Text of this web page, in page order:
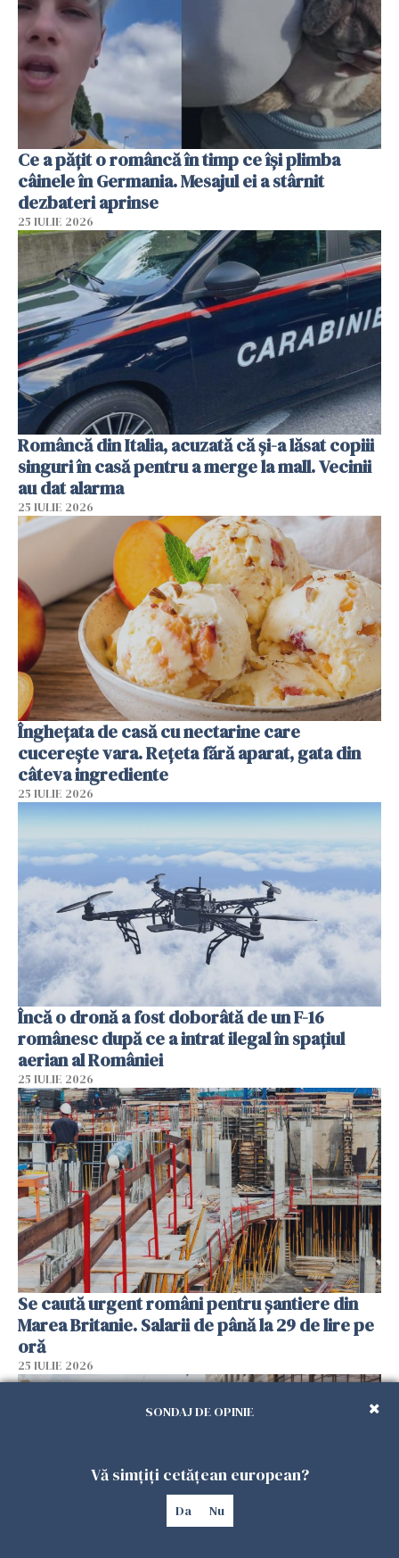
Ce a pățit o româncă în timp ce își plimba
câinele în Germania. Mesajul ei a stârnit
dezbateri aprinse
25 IULIE 2026
Româncă din Italia, acuzată că și-a lăsat copiii
singuri în casă pentru a merge la mall. Vecinii
au dat alarma
25 IULIE 2026
Înghețata de casă cu nectarine care
cucerește vara. Rețeta fără aparat, gata din
câteva ingrediente
25 IULIE 2026
Încă o dronă a fost doborâtă de un F-16
românesc după ce a intrat ilegal în spațiul
aerian al României
25 IULIE 2026
Se caută urgent români pentru șantiere din
Marea Britanie. Salarii de până la 29 de lire pe
oră
25 IULIE 2026
SONDAJ DE OPINIE
Vă simțiți cetățean european?
Da Nu